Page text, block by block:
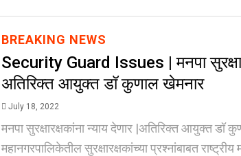
BREAKING NEWS
Security Guard Issues | मनपा
अतिरिक्त आयुक्त डॉ कुणाल खेमनार
July 18, 2022
मनपा सुरक्षारक्षकांना न्याय देणार |अतिरिक्त आयुक्त डॉ
महानगरपालिकेतील सुरक्षारक्षकांच्या प्रश्‍नांबाबत